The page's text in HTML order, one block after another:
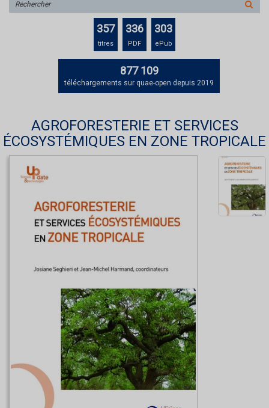
sur
le
357
titres
336
PDF
303
ePub
877 109
téléchargements sur quae-open depuis 2019
AGROFORESTERIE ET SERVICES
ÉCOSYSTÉMIQUES EN ZONE TROPICALE